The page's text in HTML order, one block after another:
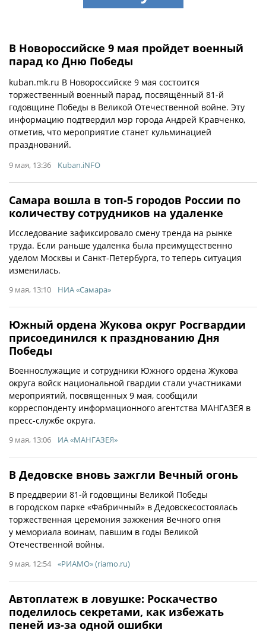
В Новороссийске 9 мая пройдет военный
парад ко Дню Победы
kuban.mk.ru В Новороссийске 9 мая состоится
торжественный военный парад, посвящённый 81-й
годовщине Победы в Великой Отечественной войне. Эту
информацию подтвердил мэр города Андрей Кравченко,
отметив, что мероприятие станет кульминацией
празднований.
9 мая, 13:36 Kuban.iNFO
Самара вошла в топ-5 городов России по
количеству сотрудников на удаленке
Исследование зафиксировало смену тренда на рынке
труда. Если раньше удаленка была преимущественно
уделом Москвы и Санкт-Петербурга, то теперь ситуация
изменилась.
9 мая, 13:10 НИА «Самара»
Южный ордена Жукова округ Росгвардии
присоединился к празднованию Дня
Победы
Военнослужащие и сотрудники Южного ордена Жукова
округа войск национальной гвардии стали участниками
мероприятий, посвященных 9 мая, сообщили
корреспонденту информационного агентства МАНГАЗЕЯ в
пресс-службе округа.
9 мая, 13:06 ИА «МАНГАЗЕЯ»
В Дедовске вновь зажгли Вечный огонь
В преддверии 81-й годовщины Великой Победы
в городском парке «Фабричный» в Дедовскесостоялась
торжественная церемония зажжения Вечного огня
у мемориала воинам, павшим в годы Великой
Отечественной войны.
9 мая, 12:54 «РИАМО» (riamo.ru)
Автоплатеж в ловушке: Роскачество
поделилось секретами, как избежать
пеней из-за одной ошибки